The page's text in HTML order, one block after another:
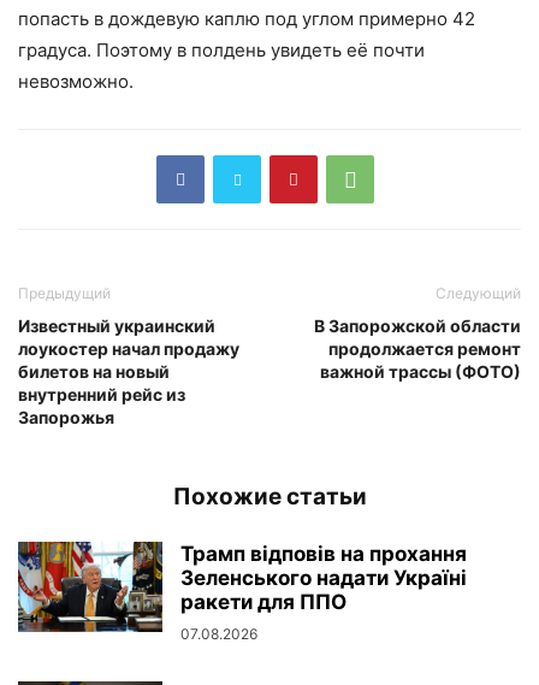
попасть в дождевую каплю под углом примерно 42
градуса. Поэтому в полдень увидеть её почти
невозможно.
Предыдущий
Известный украинский
лоукостер начал продажу
билетов на новый
внутренний рейс из
Запорожья
Следующий
В Запорожской области
продолжается ремонт
важной трассы (ФОТО)
Похожие статьи
Трамп відповів на прохання
Зеленського надати Україні
ракети для ППО
07.08.2026